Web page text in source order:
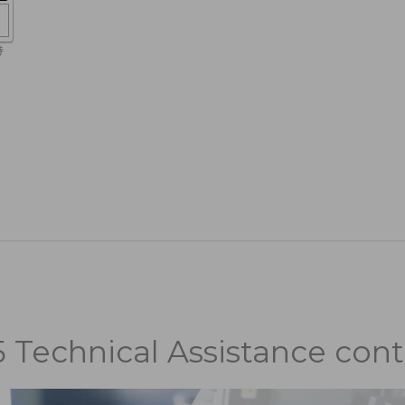
Technical Assistance